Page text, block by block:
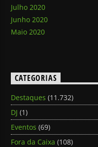
Julho 2020
Junho 2020
Maio 2020
CATEGORIAS
Destaques (11.732)
DJ (1)
Eventos (69)
Fora da Caixa (108)